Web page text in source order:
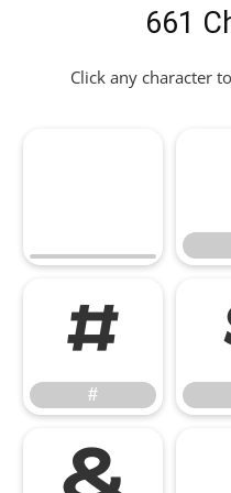
661
Click any character
#
#